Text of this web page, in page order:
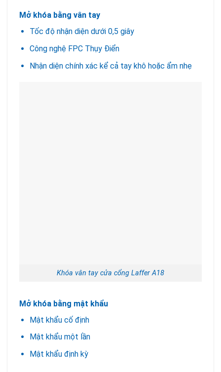
Mở khóa bằng vân tay
Tốc độ nhận diện dưới 0,5 giây
Công nghệ FPC Thụy Điển
Nhận diện chính xác kể cả tay khô hoặc ẩm nhẹ
Khóa vân tay cửa cổng Laffer A18
Mở khóa bằng mật khẩu
Mật khẩu cố định
Mật khẩu một lần
Mật khẩu định kỳ